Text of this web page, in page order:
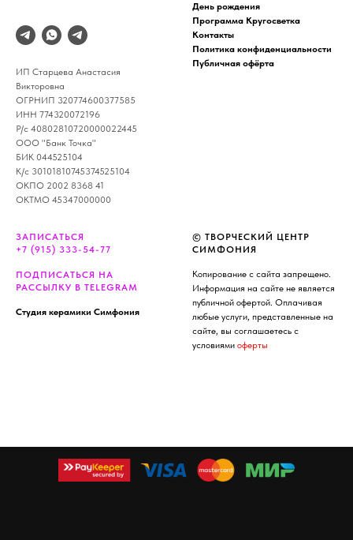
ИП Старцева Анастасия
Викторовна
ОГРНИП 320774600377585
ИНН 774320072196
Р/с 40802810720000022445
ООО "Банк Точка"
БИК 044525104
К/с 30101810745374525104
ОКПО 2002 8368 41
ОКТМО 45347000000
День рождения
Программа Кругосветка
Контакты
Политика конфиденциальности
Публичная офёрта
ЗАПИСАТЬСЯ
+7 (915) 333-54-77
ПОДПИСАТЬСЯ НА
РАССЫЛКУ В TELEGRAM
Студия керамики Симфония
© ТВОРЧЕСКИЙ ЦЕНТР
СИМФОНИЯ
Копирование с сайта запрещено.
Информация на сайте не является
публичной офертой. Оплачивая
любые услуги, представленные на
сайте, вы соглашаетесь с
условиями оферты